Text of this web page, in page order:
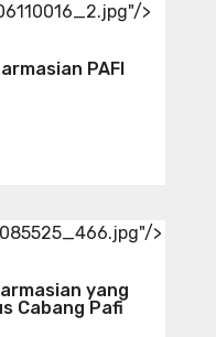
>
PAFI
>
yang
Cabang Pafi